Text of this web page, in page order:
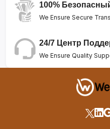
100%
We Ensure Secure
24/7 Центр
We Ensure Quality